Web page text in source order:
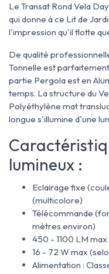
Le Transat Rond Vela
qui donne à ce Lit de
l'impression qu'il flotte
De qualité
Tonnelle est
partie Pergola est en
temps. La structure du
Polyéthylène mat
longue s'illumine d'une
lumineux :
Eclairage fixe
(multicolore)
Télécommande
mètres environ)
450 - 1100 LM
16 - 72 W max
Alimentation :